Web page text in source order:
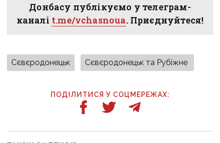
Донбасу публікуємо у телеграм-
каналі t.me/vchasnoua. Приєднуйтеся!
Сєвєродонецьк Сєвєродонецьк та Рубіжне
ПОДІЛИТИСЯ У СОЦМЕРЕЖАХ: